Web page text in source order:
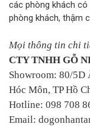
các phòng khách
phòng khách, thậm
Mọi thông tin chi
CTY TNHH GỖ
Showroom: 80/5D
Hóc Môn, TP Hồ
Hotline: 098 708
Email: